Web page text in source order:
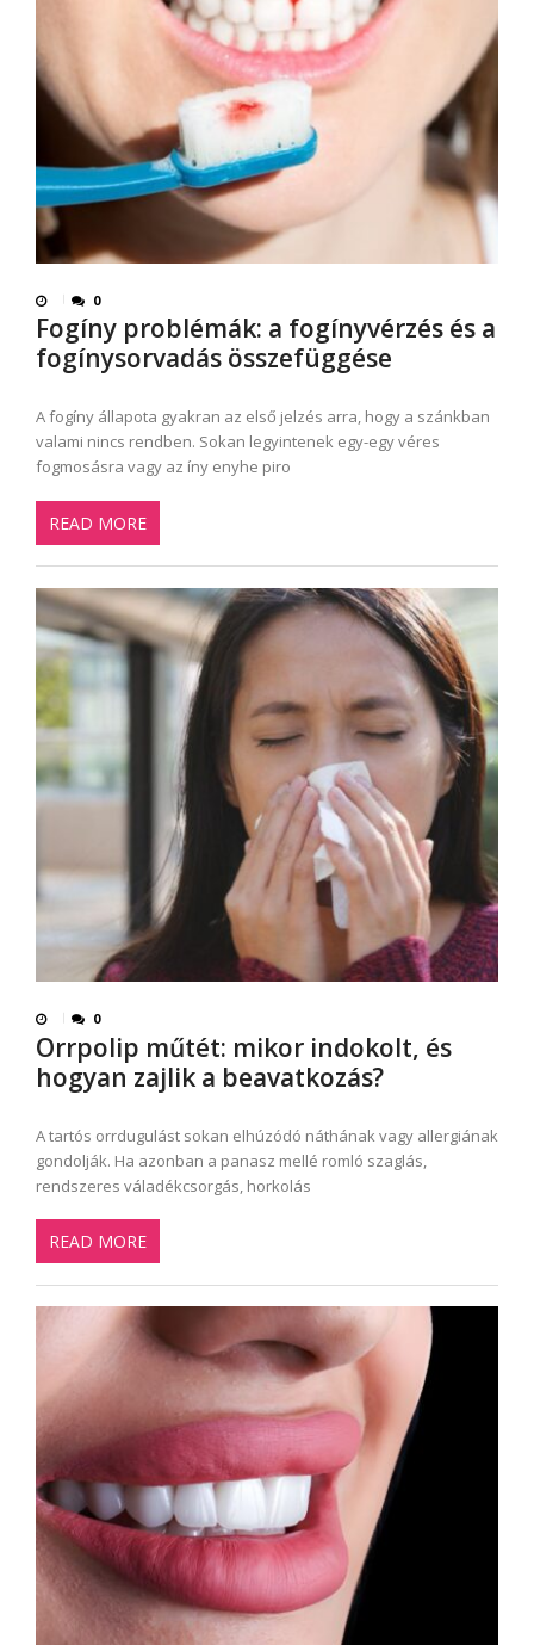
0
Fogíny problémák: a fogínyvérzés és a
fogínysorvadás összefüggése
A fogíny állapota gyakran az első jelzés arra, hogy a szánkban
valami nincs rendben. Sokan legyintenek egy-egy véres
fogmosásra vagy az íny enyhe piro
READ MORE
0
Orrpolip műtét: mikor indokolt, és
hogyan zajlik a beavatkozás?
A tartós orrdugulást sokan elhúzódó náthának vagy allergiának
gondolják. Ha azonban a panasz mellé romló szaglás,
rendszeres váladékcsorgás, horkolás
READ MORE